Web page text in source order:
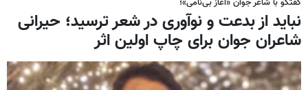
گفتگو با شاعر جوان «آغاز بی‌نامی»؛
نباید از بدعت و نوآوری در شعر ترسید؛ حیرانی
شاعران جوان برای چاپ اولین اثر